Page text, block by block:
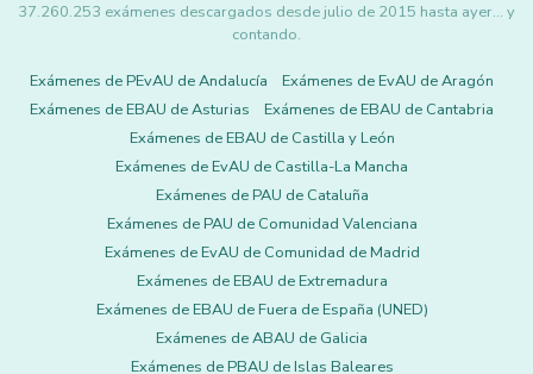
37.260.253 exámenes descargados desde julio de 2015 hasta ayer... y
contando.
Exámenes de PEvAU de Andalucía
Exámenes de EvAU de Aragón
Exámenes de EBAU de Asturias
Exámenes de EBAU de Cantabria
Exámenes de EBAU de Castilla y León
Exámenes de EvAU de Castilla-La Mancha
Exámenes de PAU de Cataluña
Exámenes de PAU de Comunidad Valenciana
Exámenes de EvAU de Comunidad de Madrid
Exámenes de EBAU de Extremadura
Exámenes de EBAU de Fuera de España (UNED)
Exámenes de ABAU de Galicia
Exámenes de PBAU de Islas Baleares